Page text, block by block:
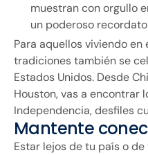
muestran con orgullo
un poderoso
Para aquellos viviendo en
tradiciones también se
Estados Unidos. Desde
Houston, vas a encontrar
Independencia, desfiles
Mantente
Estar lejos de tu país o